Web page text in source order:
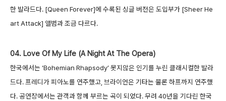
한 발라드다. [Queen Forever]에 수록된 싱글 버전은 도입부가 [Sheer He
art Attack] 앨범과 조금 다르다.
04. Love Of My Life (A Night At The Opera)
한국에서는 ‘Bohemian Rhapsody’ 못지않은 인기를 누린 클래시컬한 발라
드다. 프레디가 피아노를 연주했고, 브라이언은 기타는 물론 하프까지 연주했
다. 공연장에서는 관객과 함께 부르는 곡이 되었다. 무려 40년을 기다린 한국